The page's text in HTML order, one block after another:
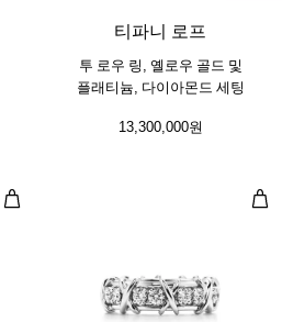
티파니 로프
투 로우 링, 옐로우 골드 및
플래티늄, 다이아몬드 세팅
13,300,000원
투 로우 링, 플래티늄, 다이아몬드 세
링,